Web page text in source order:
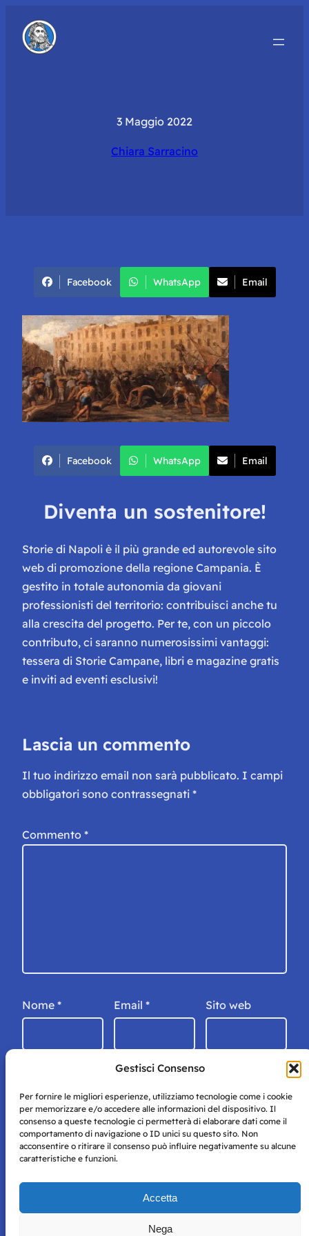
Gestisci Consenso
Per fornire le migliori esperienze, utilizziamo tecnologie come i cookie
per memorizzare e/o accedere alle informazioni del dispositivo. Il
consenso a queste tecnologie ci permetterà di elaborare dati come il
comportamento di navigazione o ID unici su questo sito. Non
acconsentire o ritirare il consenso può influire negativamente su alcune
caratteristiche e funzioni.
Accetta
Nega
3 Maggio 2022
Chiara Sarracino
Facebook WhatsApp Email
Facebook WhatsApp Email
Diventa un sostenitore!
Storie di Napoli è il più grande ed autorevole sito
web di promozione della regione Campania. È
gestito in totale autonomia da giovani
professionisti del territorio: contribuisci anche tu
alla crescita del progetto. Per te, con un piccolo
contributo, ci saranno numerosissimi vantaggi:
tessera di Storie Campane, libri e magazine gratis
e inviti ad eventi esclusivi!
Lascia un commento
Il tuo indirizzo email non sarà pubblicato. I campi
obbligatori sono contrassegnati *
Commento *
Nome * Email * Sito web
Storie di Napoli è una testata registrata presso il tribunale di
per mero scopo didattico e informativo.